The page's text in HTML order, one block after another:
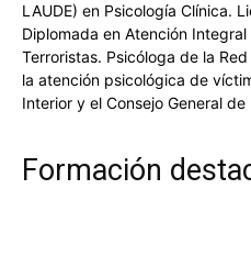
LAUDE) en Psicología Clínica.
Diplomada en Atención
Terroristas. Psicóloga de la
la atención psicológica de
Interior y el Consejo General
Formación